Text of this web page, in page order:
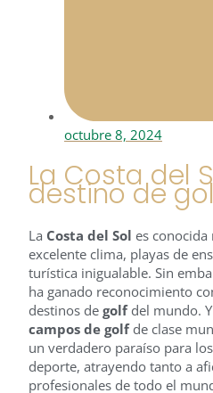
octubre 8, 2024
La Costa del
destino de
La Costa del Sol es
excelente clima, playas de
turística inigualable. Sin
ha ganado reconocimiento
destinos de golfdel mundo.
campos de golfde clase
un verdadero paraíso para
deporte, atrayendo tanto a
profesionales de todo el